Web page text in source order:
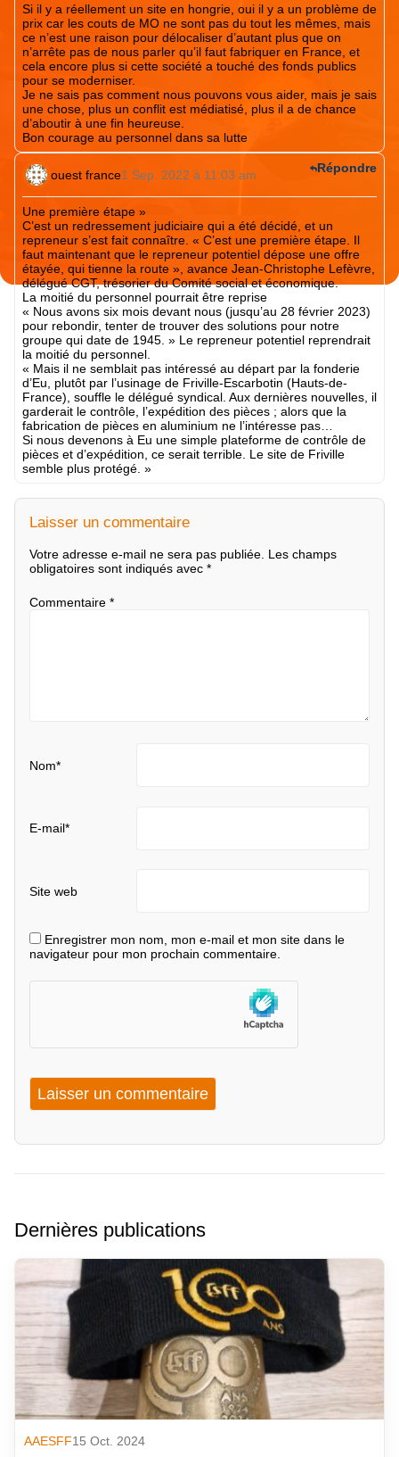
Si il y a réellement un site en hongrie, oui il y a un problème de
prix car les couts de MO ne sont pas du tout les mêmes, mais
ce n’est une raison pour délocaliser d’autant plus que on
n’arrête pas de nous parler qu’il faut fabriquer en France, et
cela encore plus si cette société a touché des fonds publics
pour se moderniser.
Je ne sais pas comment nous pouvons vous aider, mais je sais
une chose, plus un conflit est médiatisé, plus il a de chance
d’aboutir à une fin heureuse.
Bon courage au personnel dans sa lutte
ouest france1 Sep. 2022 à 11:03 am
Une première étape »
C’est un redressement judiciaire qui a été décidé, et un
repreneur s’est fait connaître. « C’est une première étape. Il
faut maintenant que le repreneur potentiel dépose une offre
étayée, qui tienne la route », avance Jean-Christophe Lefèvre,
délégué CGT, trésorier du Comité social et économique.
La moitié du personnel pourrait être reprise
« Nous avons six mois devant nous (jusqu’au 28 février 2023)
pour rebondir, tenter de trouver des solutions pour notre
groupe qui date de 1945. » Le repreneur potentiel reprendrait
la moitié du personnel.
« Mais il ne semblait pas intéressé au départ par la fonderie
d’Eu, plutôt par l’usinage de Friville-Escarbotin (Hauts-de-
France), souffle le délégué syndical. Aux dernières nouvelles, il
garderait le contrôle, l’expédition des pièces ; alors que la
fabrication de pièces en aluminium ne l’intéresse pas…
Si nous devenons à Eu une simple plateforme de contrôle de
pièces et d’expédition, ce serait terrible. Le site de Friville
semble plus protégé. »
Répondre
Laisser un commentaire
Votre adresse e-mail ne sera pas publiée. Les champs
obligatoires sont indiqués avec *
Commentaire *
Nom*
E-mail*
Site web
Enregistrer mon nom, mon e-mail et mon site dans le
navigateur pour mon prochain commentaire.
Dernières publications
AAESFF15 Oct. 2024